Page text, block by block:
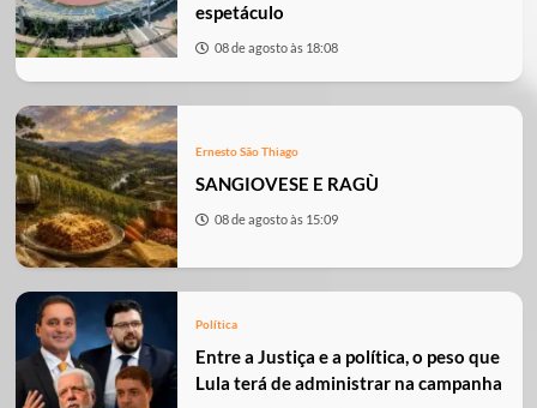
espetáculo
08 de agosto às 18:08
Ernesto São Thiago
SANGIOVESE E RAGÙ
08 de agosto às 15:09
Política
Entre a Justiça e a política, o peso que
Lula terá de administrar na campanha